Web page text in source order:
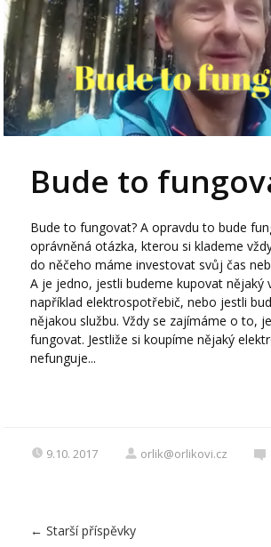
Bude to
Bude to fungovat? A opravdu to bude
oprávněná otázka, kterou si klademe
do něčeho máme investovat svůj čas
A je jedno, jestli budeme kupovat nějaký
například elektrospotřebič, nebo jestli
nějakou službu. Vždy se zajímáme o to,
fungovat. Jestliže si koupíme nějaký
nefunguje...
9.10. 2017 orlik@orlikovi.cz
← Starší příspěvky